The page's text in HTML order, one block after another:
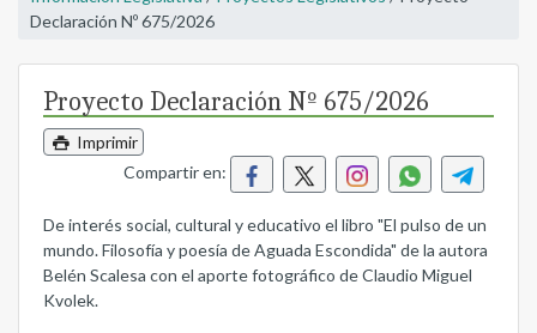
Declaración Nº 675/2026
Proyecto Declaración Nº 675/2026
Imprimir
Compartir en:
De interés social, cultural y educativo el libro "El pulso de un
mundo. Filosofía y poesía de Aguada Escondida" de la autora
Belén Scalesa con el aporte fotográfico de Claudio Miguel
Kvolek.